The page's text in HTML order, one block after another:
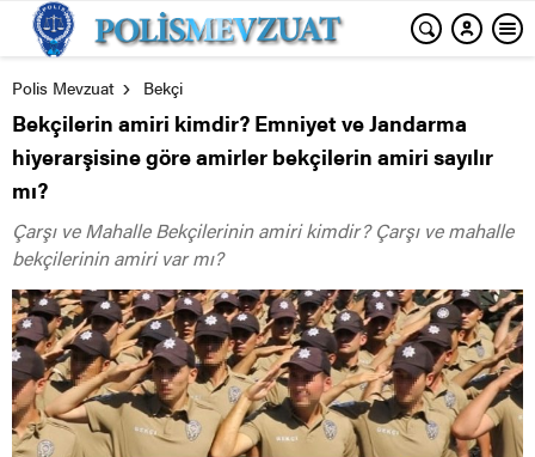
Polis Mevzuat Bekçi
Bekçilerin amiri kimdir? Emniyet ve Jandarma
hiyerarşisine göre amirler bekçilerin amiri sayılır
mı?
Çarşı ve Mahalle Bekçilerinin amiri kimdir? Çarşı ve mahalle
bekçilerinin amiri var mı?